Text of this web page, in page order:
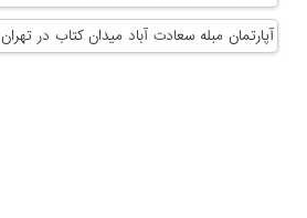
آپارتمان مبله سعادت آباد میدان کتاب در تهران